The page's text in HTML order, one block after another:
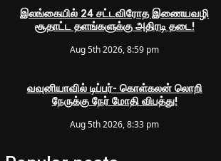
இலங்கையில் 24 சட்டவிரோத இணையவழி
சூதாட்ட தளங்களுக்கு அதிரடி தடை!
Aug 5th 2026, 8:59 pm
வவுனியாவில் டிப்பர்- கொள்கலன் லொறி
நேருக்கு நேர் மோதி விபத்து!
Aug 5th 2026, 8:33 pm